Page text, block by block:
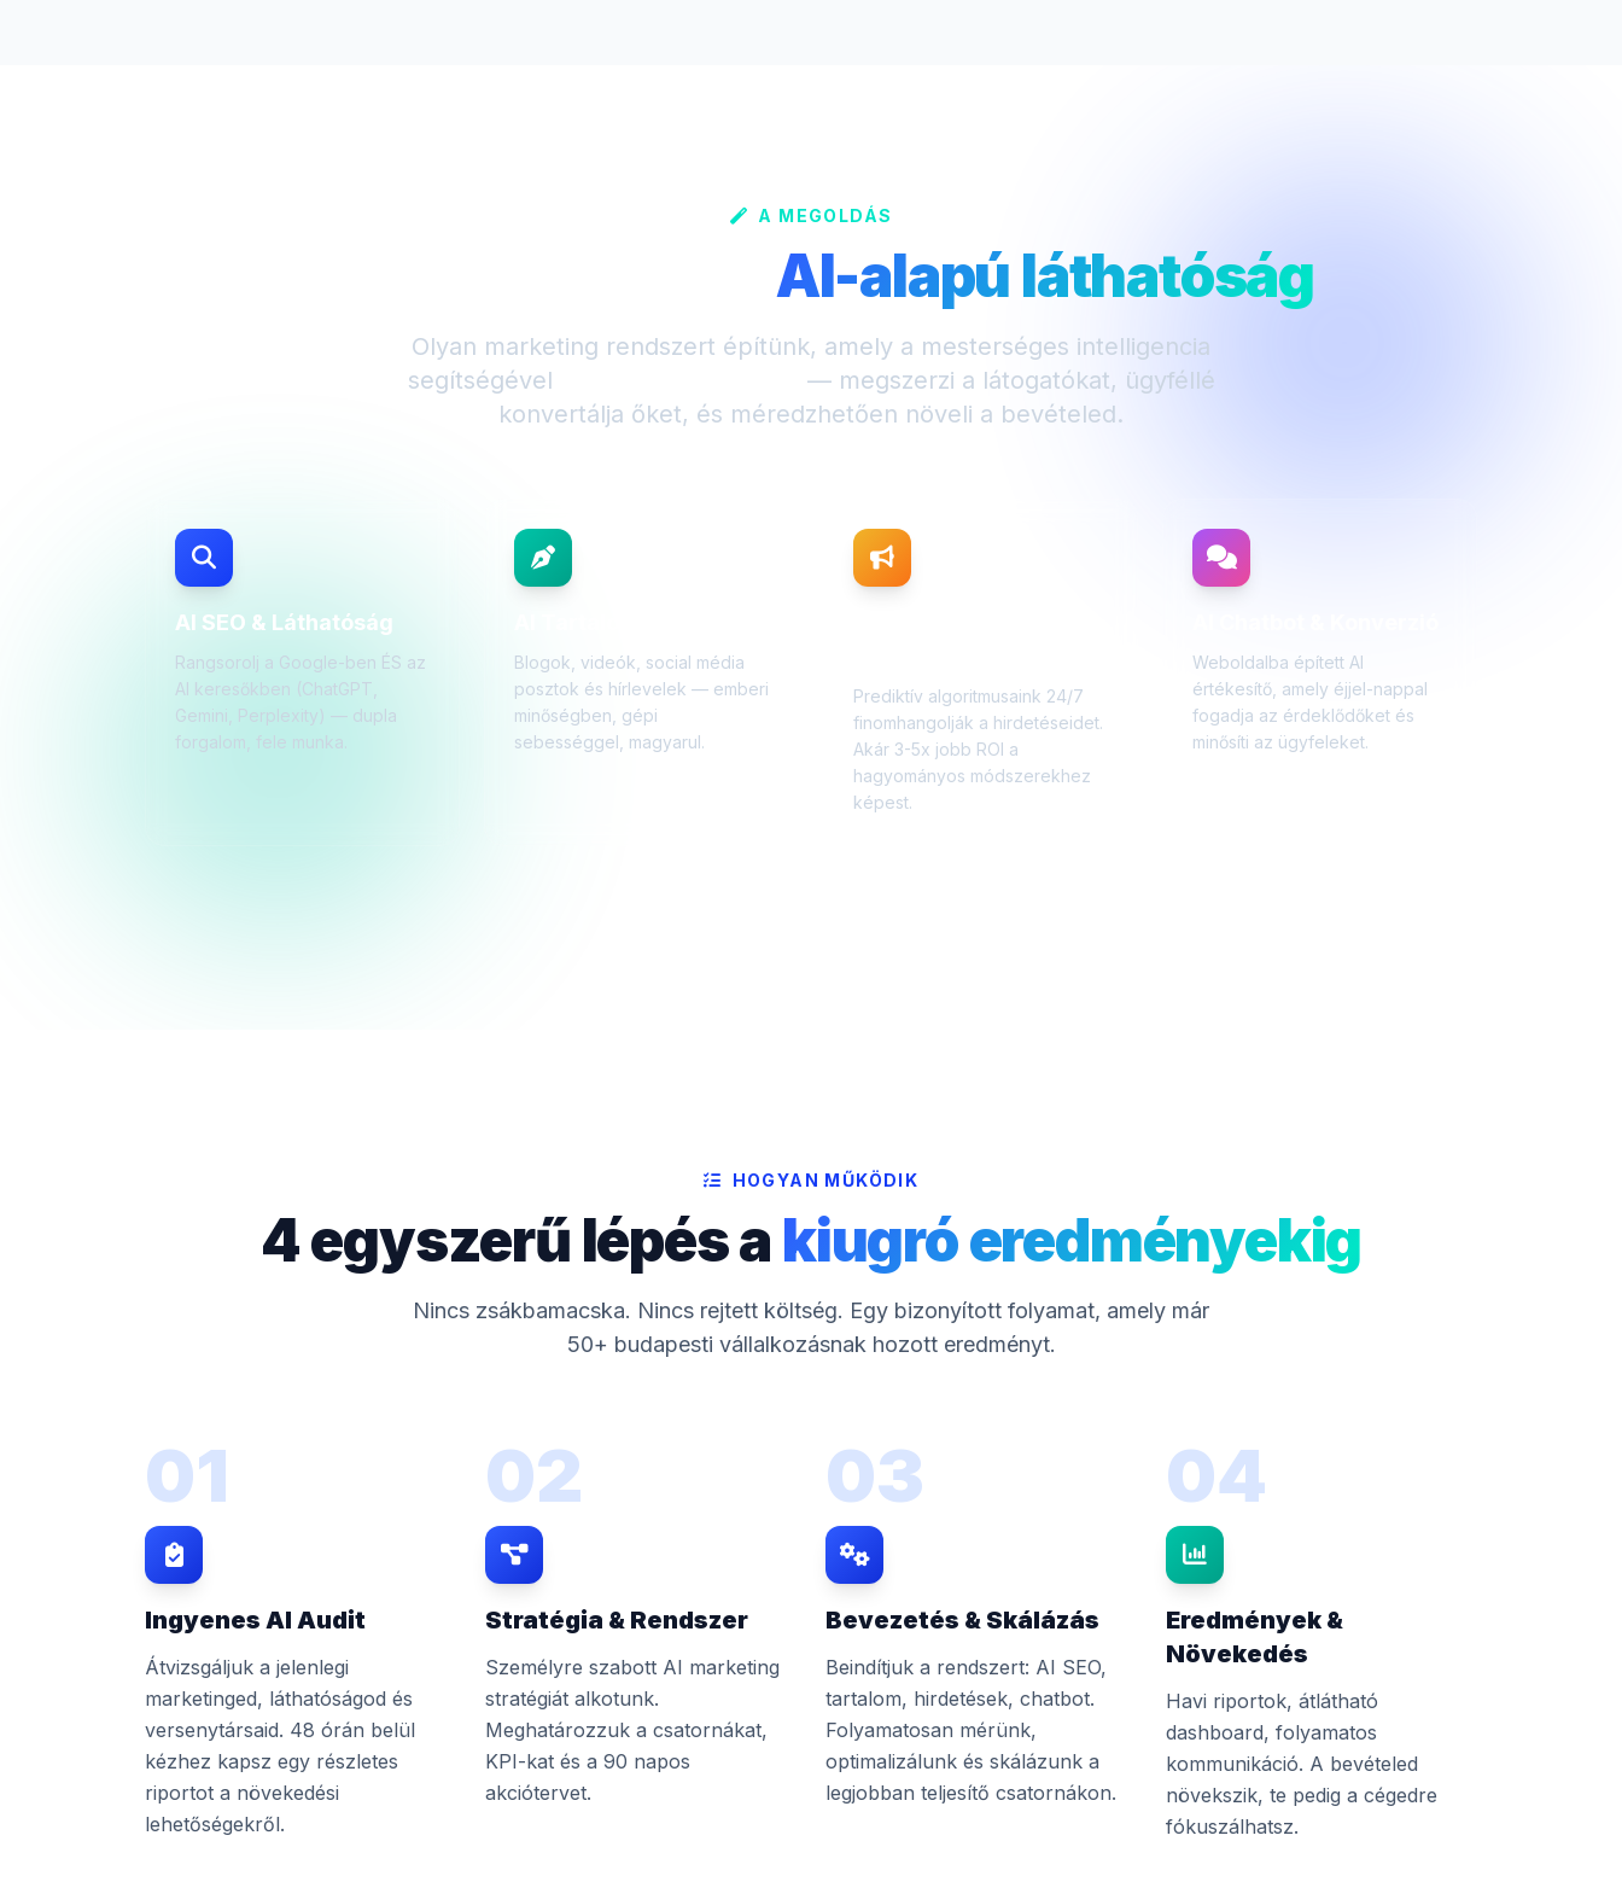
A MEGOLDÁS
AI-alapú láthatóság
Olyan marketing rendszert építünk, amely a mesterséges intelligencia
segítségével
— megszerzi a látogatókat, ügyféllé
konvertálja őket, és méredzhetően növeli a bevételed.
AI SEO & Láthatóság
Rangsorolj a Google-ben ÉS az
AI keresőkben (ChatGPT,
Gemini, Perplexity) — dupla
forgalom, fele munka.
Blogok, videók, social média
posztok és hírlevelek — emberi
minőségben, gépi
sebességgel, magyarul.
Prediktív algoritmusaink 24/7
finomhangolják a hirdetéseidet.
Akár 3-5x jobb ROI a
hagyományos módszerekhez
képest.
Weboldalba épített AI
értékesítő, amely éjjel-nappal
fogadja az érdeklődőket és
minősíti az ügyfeleket.
HOGYAN MŰKÖDIK
4 egyszerű lépés a kiugró eredményekig
Nincs zsákbamacska. Nincs rejtett költség. Egy bizonyított folyamat, amely már
50+ budapesti vállalkozásnak hozott eredményt.
01
Ingyenes AI Audit
Átvizsgáljuk a jelenlegi
marketinged, láthatóságod és
versenytársaid. 48 órán belül
kézhez kapsz egy részletes
riportot a növekedési
lehetőségekről.
02
Stratégia & Rendszer
Személyre szabott AI marketing
stratégiát alkotunk.
Meghatározzuk a csatornákat,
KPI-kat és a 90 napos
akciótervet.
03
Bevezetés & Skálázás
Beindítjuk a rendszert: AI SEO,
tartalom, hirdetések, chatbot.
Folyamatosan mérünk,
optimalizálunk és skálázunk a
legjobban teljesítő csatornákon.
04
Eredmények &
Növekedés
Havi riportok, átlátható
dashboard, folyamatos
kommunikáció. A bevételed
növekszik, te pedig a cégedre
fókuszálhatsz.